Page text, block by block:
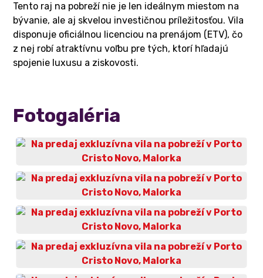
Tento raj na pobreží nie je len ideálnym miestom na
bývanie, ale aj skvelou investičnou príležitosťou. Vila
disponuje oficiálnou licenciou na prenájom (ETV), čo
z nej robí atraktívnu voľbu pre tých, ktorí hľadajú
spojenie luxusu a ziskovosti.
Fotogaléria